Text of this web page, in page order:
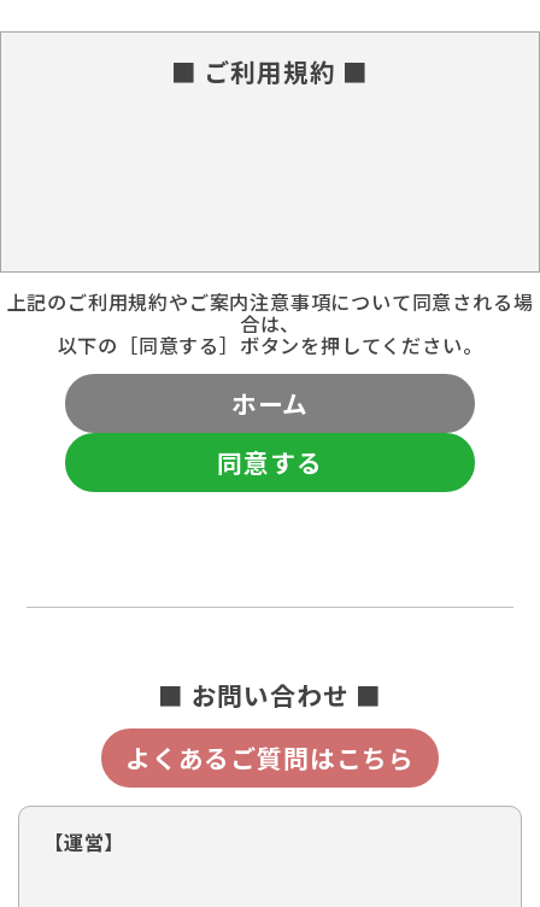
■ ご利用規約 ■
上記のご利用規約やご案内注意事項について同意される場
合は、
以下の［同意する］ボタンを押してください。
ホーム
同意する
■ お問い合わせ ■
よくあるご質問はこちら
【運営】